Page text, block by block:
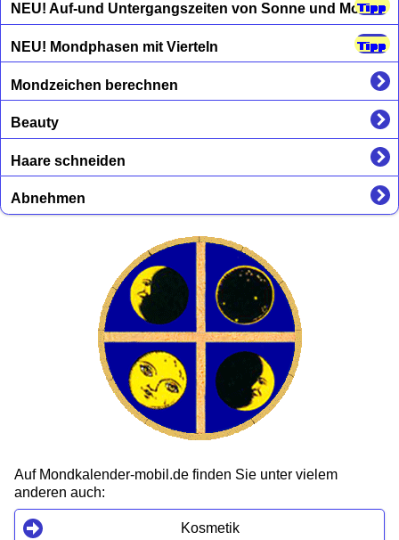
NEU! Auf-und Untergangszeiten von Sonne und Mond
NEU! Mondphasen mit Vierteln
Mondzeichen berechnen
Beauty
Haare schneiden
Abnehmen
Auf Mondkalender-mobil.de finden Sie unter vielem
anderen auch:
Kosmetik